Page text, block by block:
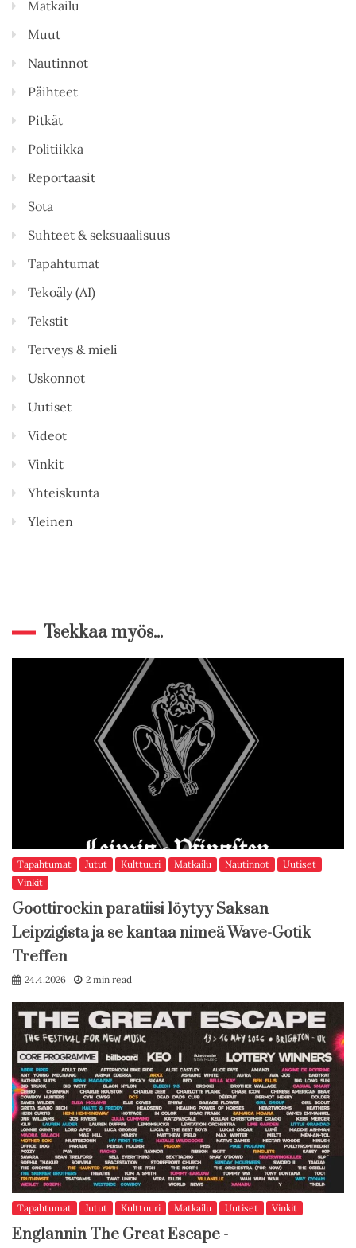
Matkailu
Muut
Nautinnot
Päihteet
Pitkät
Politiikka
Reportaasit
Sota
Suhteet & seksuaalisuus
Tapahtumat
Tekoäly (AI)
Tekstit
Terveys & mieli
Uskonnot
Uutiset
Videot
Vinkit
Yhteiskunta
Yleinen
Tsekkaa myös...
Tapahtumat Jutut Kulttuuri Matkailu Nautinnot
Uutiset
Vinkit
Goottirockin paratiisi löytyy Saksan
Leipzigista ja se kantaa nimeä Wave-Gotik
Treffen
24.4.2026 2 min read
Tapahtumat Jutut Kulttuuri Matkailu Uutiset Vinkit
Englannin The Great Escape -